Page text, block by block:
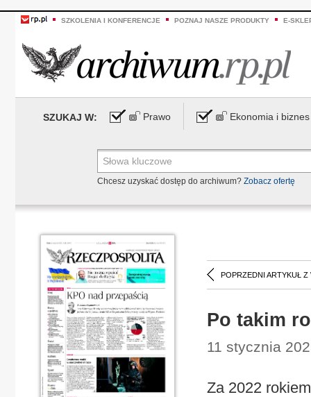
SZKOLENIA I KONFERENCJE POZNAJ NASZE PRODUKTY E-
SZUKAJ W: Prawo Ekonomia i biznes
Chcesz uzyskać dostęp do archiwum? Zobacz ofertę
POPRZEDNI ARTYKUŁ Z
Po takim
11 stycznia
Za 2022